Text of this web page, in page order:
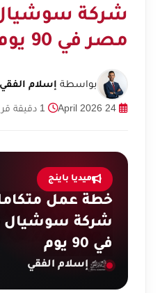
شركة سوشيال
مصر في 90 يوم
بواسطة إسلام الفقي
ميديا باينج
خطة عمل
شركة سوشيال
في 90 يوم
إسلام الفقي